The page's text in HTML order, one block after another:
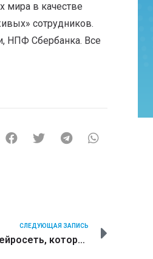
мира в качестве
сотрудников.
НПФ Сбербанка. Все
СЛЕДУЮЩАЯ ЗАПИСЬ
Как сотрудник Promobot создал нейросеть, которая может обнаружить рак